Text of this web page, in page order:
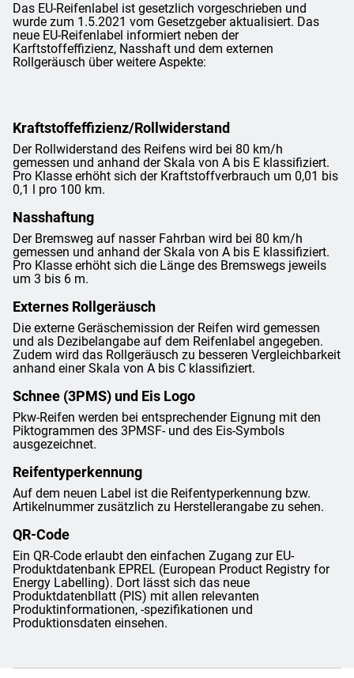
Das EU-Reifenlabel ist gesetzlich vorgeschrieben und
wurde zum 1.5.2021 vom Gesetzgeber aktualisiert. Das
neue EU-Reifenlabel informiert neben der
Karftstoffeffizienz, Nasshaft und dem externen
Rollgeräusch über weitere Aspekte:
Kraftstoffeffizienz/Rollwiderstand
Der Rollwiderstand des Reifens wird bei 80 km/h
gemessen und anhand der Skala von A bis E klassifiziert.
Pro Klasse erhöht sich der Kraftstoffverbrauch um 0,01 bis
0,1 l pro 100 km.
Nasshaftung
Der Bremsweg auf nasser Fahrban wird bei 80 km/h
gemessen und anhand der Skala von A bis E klassifiziert.
Pro Klasse erhöht sich die Länge des Bremswegs jeweils
um 3 bis 6 m.
Externes Rollgeräusch
Die externe Geräschemission der Reifen wird gemessen
und als Dezibelangabe auf dem Reifenlabel angegeben.
Zudem wird das Rollgeräusch zu besseren Vergleichbarkeit
anhand einer Skala von A bis C klassifiziert.
Schnee (3PMS) und Eis Logo
Pkw-Reifen werden bei entsprechender Eignung mit den
Piktogrammen des 3PMSF- und des Eis-Symbols
ausgezeichnet.
Reifentyperkennung
Auf dem neuen Label ist die Reifentyperkennung bzw.
Artikelnummer zusätzlich zu Herstellerangabe zu sehen.
QR-Code
Ein QR-Code erlaubt den einfachen Zugang zur EU-
Produktdatenbank EPREL (European Product Registry for
Energy Labelling). Dort lässt sich das neue
Produktdatenbllatt (PIS) mit allen relevanten
Produktinformationen, -spezifikationen und
Produktionsdaten einsehen.